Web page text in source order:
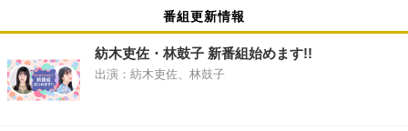
番組更新情報
紡木吏佐・林鼓子 新番組始めます!!
出演：紡木吏佐、林鼓子